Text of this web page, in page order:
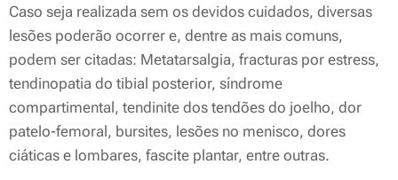
Caso seja realizada sem os devidos cuidados, diversas
lesões poderão ocorrer e, dentre as mais comuns,
podem ser citadas: Metatarsalgia, fracturas por estress,
tendinopatia do tibial posterior, síndrome
compartimental, tendinite dos tendões do joelho, dor
patelo-femoral, bursites, lesões no menisco, dores
ciáticas e lombares, fascite plantar, entre outras.